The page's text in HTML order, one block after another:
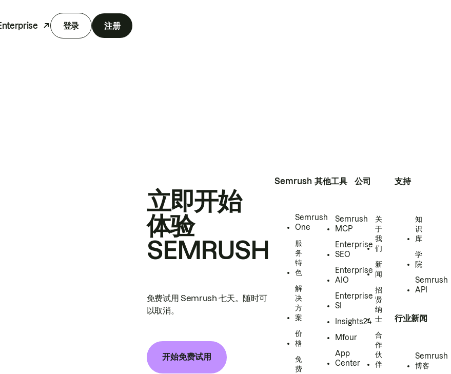
登录 注册
立即开始
体验
SEMRUSH
免费试用 Semrush 七天。随时可
以取消。
开始免费试用
Semrush
Semrush
One
服
务
特
色
解
决
方
案
价
格
免
费
其他工具
Semrush
MCP
Enterprise
SEO
Enterprise
AIO
Enterprise
SI
Insights24
Mfour
App
Center
公司
关
于
我
们
新
闻
招
贤
纳
士
合
作
伙
伴
支持
知
识
库
学
院
Semrush
API
行业新闻
Semrush
博客